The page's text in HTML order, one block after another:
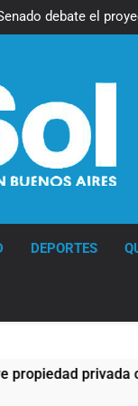
debate el
severas y fuertes
DEPORTES
con foco en los